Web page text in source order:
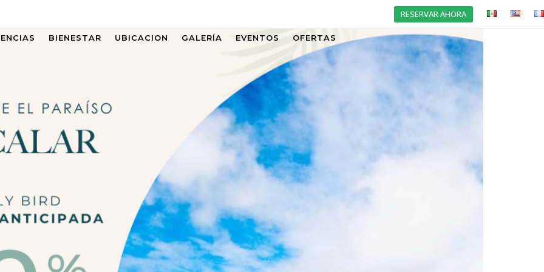
RESERVAR AHORA
BIENESTAR UBICACION GALERÍA EVENTOS OFERTAS